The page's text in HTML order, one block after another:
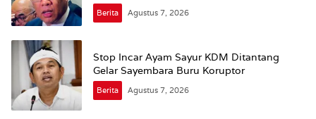
Berita Agustus 7, 2026
Stop Incar Ayam Sayur KDM Ditantang
Gelar Sayembara Buru Koruptor
Berita Agustus 7, 2026